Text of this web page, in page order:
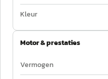
Kleur
Motor & prestaties
Vermogen